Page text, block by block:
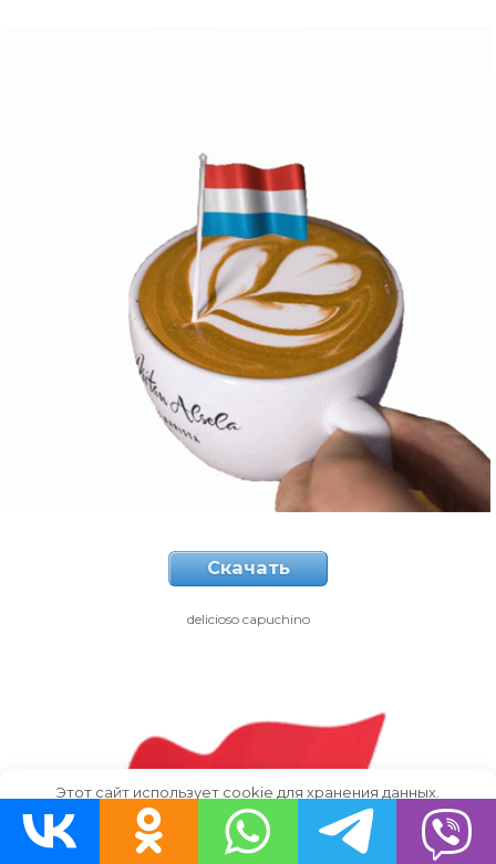
Скачать
delicioso capuchino
Этот сайт использует cookie для хранения данных.
Продолжая использовать сайт, Вы даете свое согласие на
работу с этими файлами.
OK